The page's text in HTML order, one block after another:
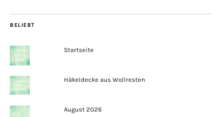
BELIEBT
Startseite
Häkeldecke aus Wollresten
August 2026